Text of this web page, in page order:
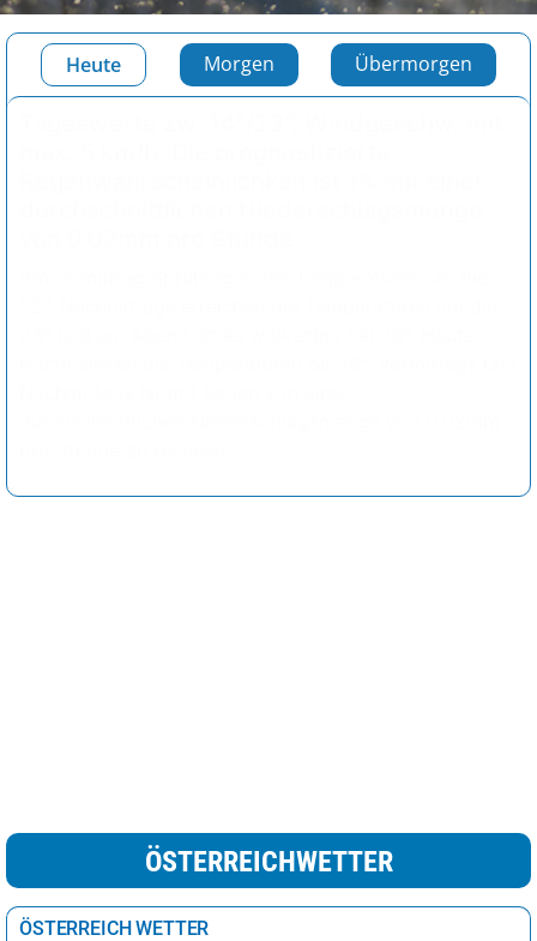
Heute Morgen Übermorgen
ÖSTERREICHWETTER
ÖSTERREICH WETTER